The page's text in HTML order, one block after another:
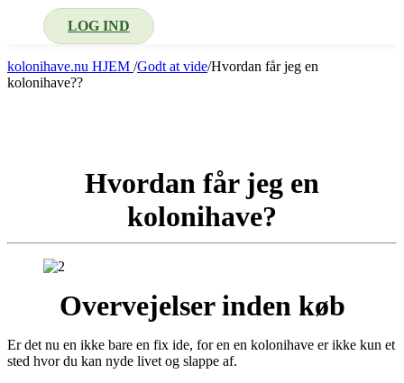
LOG IND
kolonihave.nu HJEM /Godt at vide/Hvordan får jeg en
kolonihave??
Hvordan får jeg en
kolonihave?
Overvejelser inden køb
Er det nu en ikke bare en fix ide, for en en kolonihave er ikke kun et
sted hvor du kan nyde livet og slappe af.